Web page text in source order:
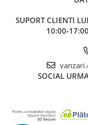
SUPORT CLIENTI
10:00-
SOCIAL